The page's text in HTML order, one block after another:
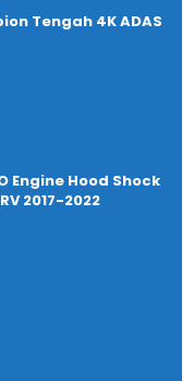
Tengah 4K ADAS
Engine Hood Shock
2017-2022